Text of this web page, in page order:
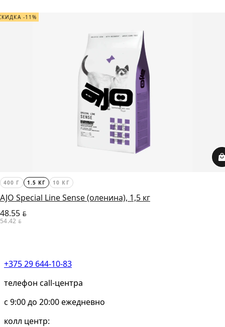
-11%
400 Г 1.5 КГ 10 КГ
AJO Special Line Sense (оленина), 1,5 кг
48.55 BYN
54.42 BYN
+375 29 644-10-83
телефон call-центра
c 9:00 до 20:00 ежедневно
колл центр: